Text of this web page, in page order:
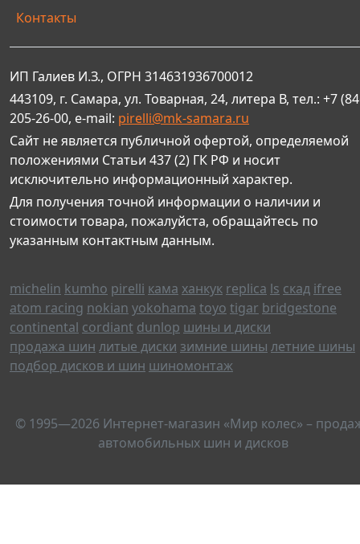
Контакты
ИП Галиев И.З., ОГРН 314631936700012
443109, г. Самара, ул. Товарная, 24, литера В, тел.: +7
205-26-00, e-mail: pirelli@mk-samara.ru
Сайт не является публичной офертой, определяемой
положениями Статьи 437 (2) ГК РФ и носит
исключительно информационный характер.
Для получения точной информации о наличии и
стоимости товара, пожалуйста, обращайтесь по
указанным контактным данным.
michelin kumho pirelli кама ханкук replica ls скад ifree
atom racing nokian yokohama toyo tigar bridgestone
continental cordiant dunlop шины и диски
продажа шин литые диски зимние шины летние шины
подбор дисков и шин шиномонтаж
© 1995—2026 Интернет-магазин «Мир колес» –
автомобильных шин и дисков